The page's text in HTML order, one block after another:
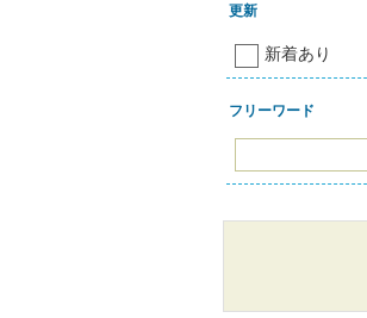
更新
新着あり
フリーワード